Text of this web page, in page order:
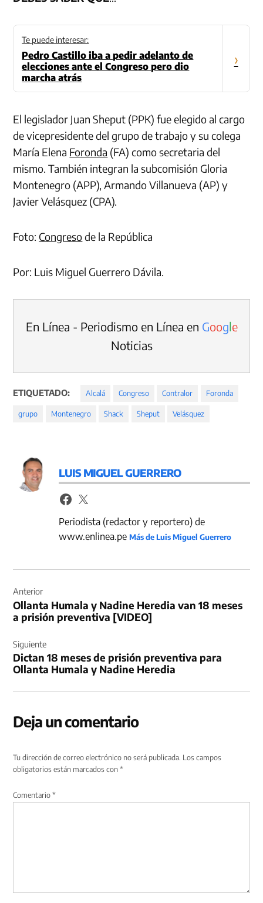
Te puede interesar:
Pedro Castillo iba a pedir adelanto de
elecciones ante el Congreso pero dio
marcha atrás
›
El legislador Juan Sheput (PPK) fue elegido al cargo
de vicepresidente del grupo de trabajo y su colega
María Elena Foronda (FA) como secretaria del
mismo. También integran la subcomisión Gloria
Montenegro (APP), Armando Villanueva (AP) y
Javier Velásquez (CPA).
Foto: Congresode la República
Por: Luis Miguel Guerrero Dávila.
En Línea - Periodismo en Línea en Google
Noticias
ETIQUETADO: Alcalá Congreso Contralor Foronda
grupo Montenegro Shack Sheput Velásquez
LUIS MIGUEL GUERRERO
Periodista (redactor y reportero) de
www.enlinea.peMás de Luis Miguel Guerrero
de
entradas
Anterior
Ollanta Humala y Nadine Heredia van 18 meses
a prisión preventiva [VIDEO]
Siguiente
Dictan 18 meses de prisión preventiva para
Ollanta Humala y Nadine Heredia
Deja un comentario
Tu dirección de correo electrónico no será publicada. Los campos
obligatorios están marcados con*
Comentario*